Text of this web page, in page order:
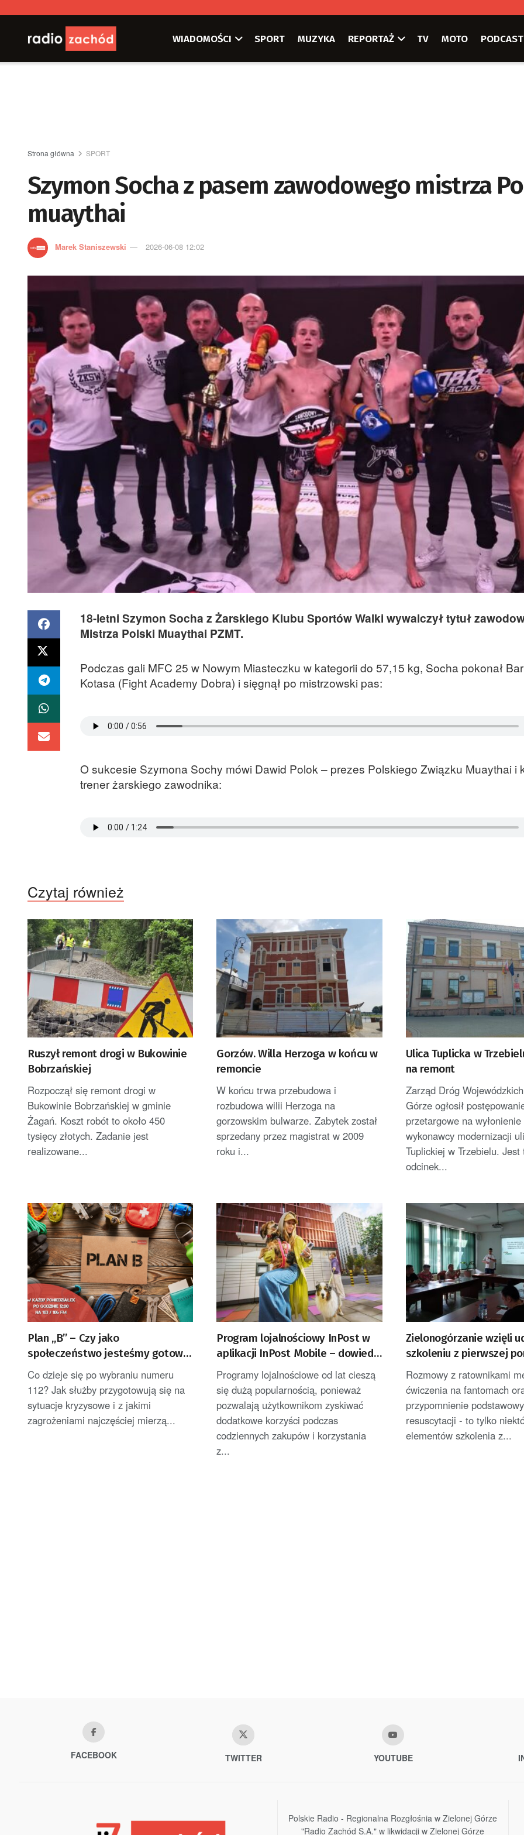
WIADOMOŚCI SPORT MUZYKA REPORTAŻ TV MOTO
Strona główna SPORT
Szymon Socha z pasem zawodowego mistrza
muaythai
Marek Staniszewski 2026-06-08 12:02
18-letni Szymon Socha z Żarskiego Klubu Sportów Walki wywalczył tytuł
Mistrza Polski Muaythai PZMT.
Podczas gali MFC 25 w Nowym Miasteczku w kategorii do 57,15 kg, Socha pokonał
Kotasa (Fight Academy Dobra) i sięgnął po mistrzowski pas:
O sukcesie Szymona Sochy mówi Dawid Polok – prezes Polskiego Związku Muaythai i
trener żarskiego zawodnika:
Czytaj również
Ruszył remont drogi w Bukowinie
Bobrzańskiej
Rozpoczął się remont drogi w
Bukowinie Bobrzańskiej w gminie
Żagań. Koszt robót to około 450
tysięcy złotych. Zadanie jest
realizowane...
Gorzów. Willa Herzoga w końcu w
remoncie
W końcu trwa przebudowa i
rozbudowa wilii Herzoga na
gorzowskim bulwarze. Zabytek został
sprzedany przez magistrat w 2009
roku i...
Ulica Tuplicka w
na remont
Zarząd Dróg
Górze ogłosił
przetargowe na wyłonienie
wykonawcy modernizacji
Tuplickiej w Trzebielu. Jest
odcinek...
Plan „B” – Czy jako
społeczeństwo jesteśmy gotowi
na współczesne zagrożenia — od
klęsk żywiołowych po cyberataki i
konflikty zbrojne?
Co dzieje się po wybraniu numeru
112? Jak służby przygotowują się na
sytuacje kryzysowe i z jakimi
zagrożeniami najczęściej mierzą...
Program lojalnościowy InPost w
aplikacji InPost Mobile – dowiedz
się więcej!
Programy lojalnościowe od lat cieszą
się dużą popularnością, ponieważ
pozwalają użytkownikom zyskiwać
dodatkowe korzyści podczas
codziennych zakupów i korzystania
z...
Zielonogórzanie wzięli
szkoleniu z pierwszej
Rozmowy z ratownikami
ćwiczenia na fantomach
przypomnienie
resuscytacji - to tylko
elementów szkolenia z...
FACEBOOK TWITTER YOUTUBE
Polskie Radio - Regionalna Rozgłośnia w Zielonej Górze
"Radio Zachód S.A." w likwidacji w Zielonej Górze